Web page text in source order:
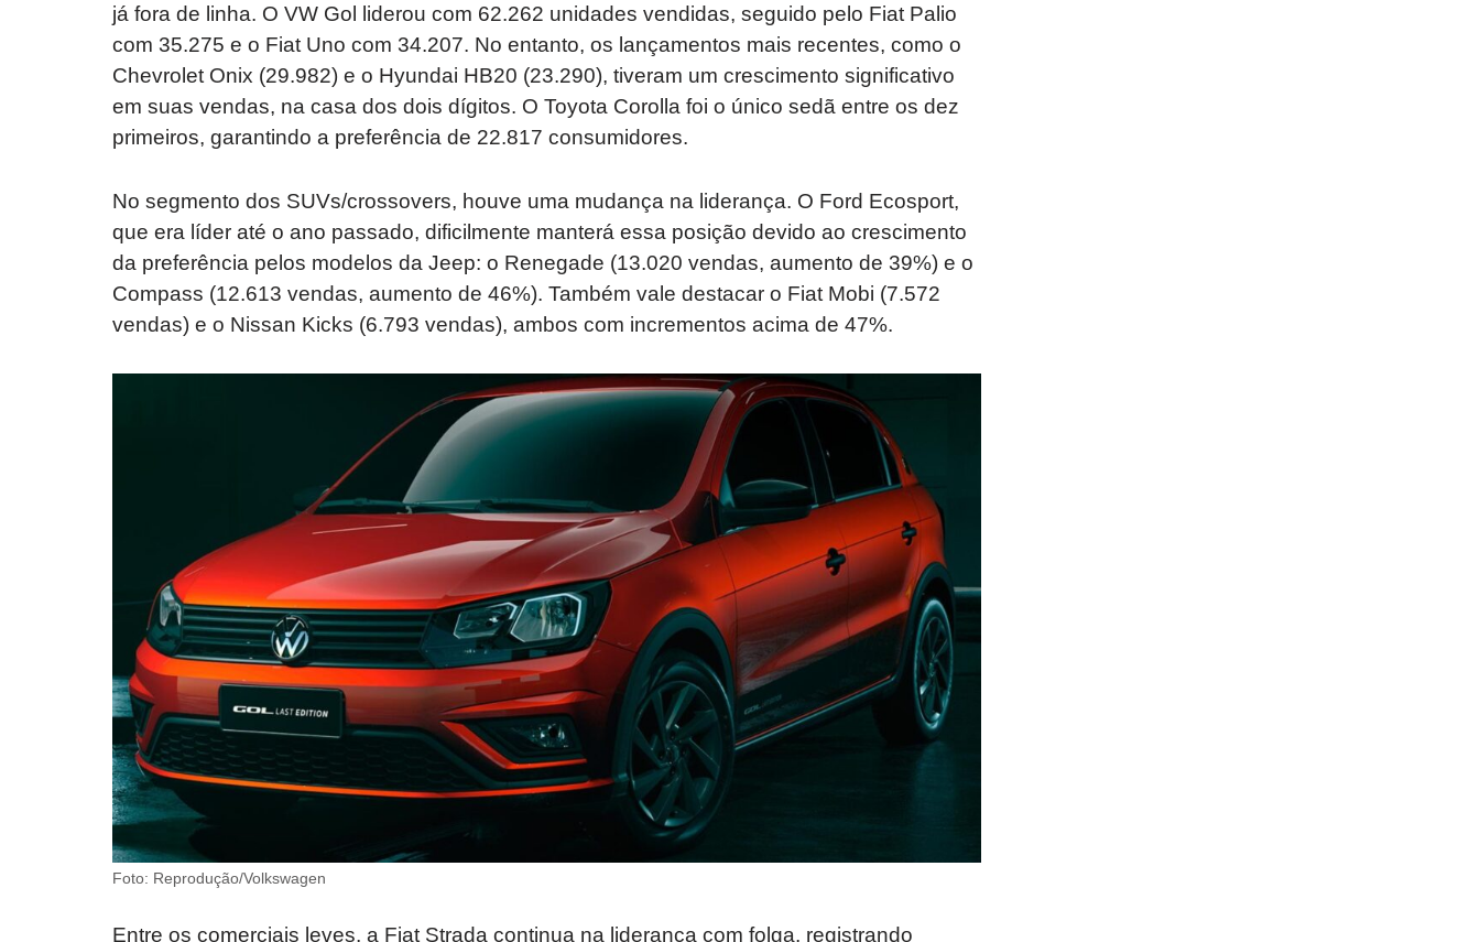
já fora de linha. O VW Gol liderou com 62.262 unidades vendidas, seguido pelo Fiat Palio
com 35.275 e o Fiat Uno com 34.207. No entanto, os lançamentos mais recentes, como o
Chevrolet Onix (29.982) e o Hyundai HB20 (23.290), tiveram um crescimento significativo
em suas vendas, na casa dos dois dígitos. O Toyota Corolla foi o único sedã entre os dez
primeiros, garantindo a preferência de 22.817 consumidores.
No segmento dos SUVs/crossovers, houve uma mudança na liderança. O Ford Ecosport,
que era líder até o ano passado, dificilmente manterá essa posição devido ao crescimento
da preferência pelos modelos da Jeep: o Renegade (13.020 vendas, aumento de 39%) e o
Compass (12.613 vendas, aumento de 46%). Também vale destacar o Fiat Mobi (7.572
vendas) e o Nissan Kicks (6.793 vendas), ambos com incrementos acima de 47%.
Foto: Reprodução/Volkswagen
Entre os comerciais leves, a Fiat Strada continua na liderança com folga, registrando